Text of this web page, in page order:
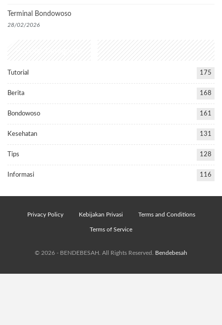
Terminal Bondowoso
28/02/2026
Popular Categories
Tutorial 175
Berita 168
Bondowoso 161
Kesehatan 131
Tips 128
Informasi 116
Privacy Policy Kebijakan Privasi Terms and Conditions
Terms of Service
© 2026 - BENDEBESAH. All Rights Reserved. Bendebesah